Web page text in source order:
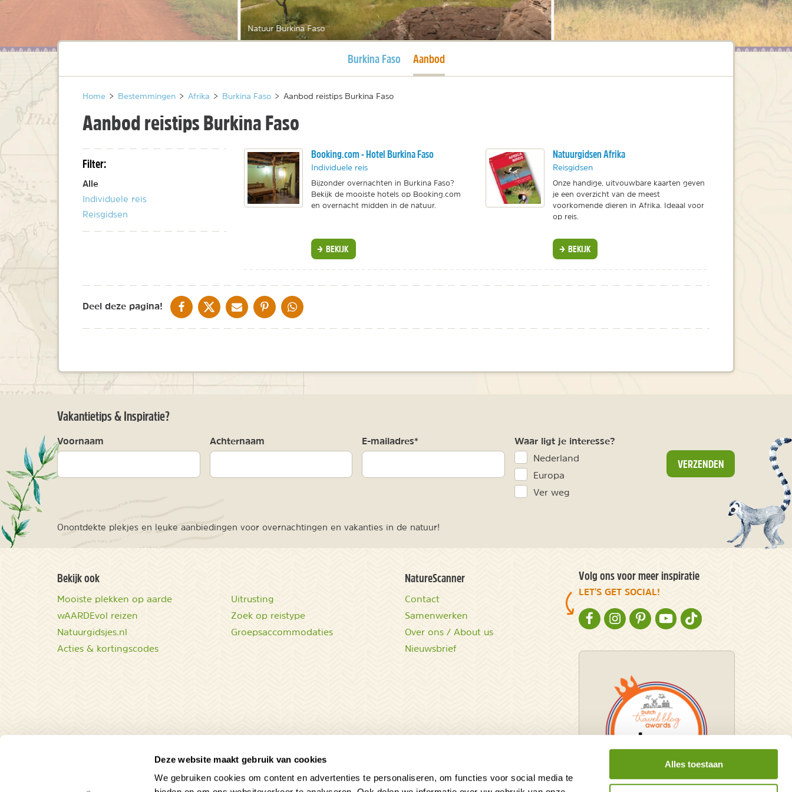
Deze website maakt gebruik van cookies
We gebruiken cookies om content en advertenties te personaliseren, om functies voor social media te
Alles toestaan
Natuur Burkina Faso
Huidige pagina
Burkina Faso Huidige pagina
Aanbod
Home > Bestemmingen > Afrika > Burkina Faso > Aanbod reistips Burkina Faso
Aanbod reistips Burkina Faso
Filter:
Alle
Individuele reis
Reisgidsen
Booking.com - Hotel Burkina Faso
Individuele reis
Bijzonder overnachten in Burkina Faso?
Bekijk de mooiste hotels op Booking.com
en overnacht midden in de natuur.
BEKIJK
Natuurgidsen Afrika
Reisgidsen
Onze handige, uitvouwbare kaarten geven
je een overzicht van de meest
voorkomende dieren in Afrika. Ideaal voor
op reis.
BEKIJK
Deel deze pagina! DELEN OP FACEBOOK
DELEN OP XDELEN VIA DE MAIL
DELEN OP PINTEREST
DELEN OP WHATSAPP
Vakantietips & Inspiratie?
Voornaam Achternaam E-mailadres* Waar ligt je interesse?
Nederland
Europa
Ver weg
VERZENDEN
Onontdekte plekjes en leuke aanbiedingen voor overnachtingen en vakanties in de natuur!
Bekijk ook
Mooiste plekken op aarde
wAARDEvol reizen
Natuurgidsjes.nl
Acties & kortingscodes
Uitrusting
Zoek op reistype
Groepsaccommodaties
NatureScanner
Contact
Samenwerken
Over ons / About us
Nieuwsbrief
Volg ons voor meer inspiratie
LET'S GET SOCIAL!
NATURESCANNER OP FACEBOOK
NATURESCANNER OP INSTAGRAM
NATURESCANNER OP PINTEREST
NATURESCANNER OP YOUTUBE
NATURESCANNER OP